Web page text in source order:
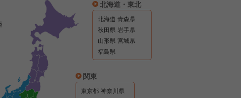
北海道・東北
北海道 青森県
秋田県 岩手県
山形県 宮城県
福島県
関東
東京都 神奈川県